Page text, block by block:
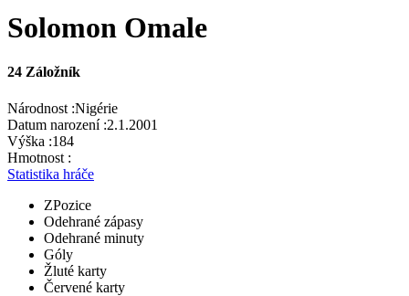
Solomon Omale
24 Záložník
Národnost :Nigérie
Datum narození :2.1.2001
Výška :184
Hmotnost :
Statistika hráče
ZPozice
Odehrané zápasy
Odehrané minuty
Góly
Žluté karty
Červené karty